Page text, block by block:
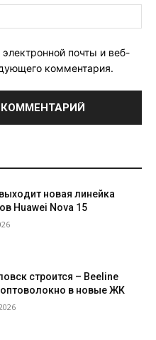
почты и веб-
комментария.
новая линейка
Huawei Nova 15
строится – Beeline
в новые ЖК